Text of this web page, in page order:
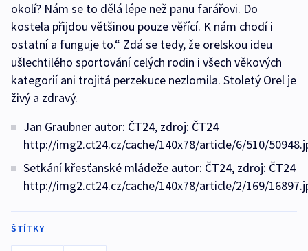
okolí? Nám se to dělá lépe než panu farářovi. Do
kostela přijdou většinou pouze věřící. K nám chodí i
ostatní a funguje to.“ Zdá se tedy, že orelskou ideu
ušlechtilého sportování celých rodin i všech věkových
kategorií ani trojitá perzekuce nezlomila. Stoletý Orel je
živý a zdravý.
Jan Graubner autor: ČT24, zdroj: ČT24
http://img2.ct24.cz/cache/140x78/article/6/510/
Setkání křesťanské mládeže autor: ČT24, zdroj: ČT24
http://img2.ct24.cz/cache/140x78/article/2/169/
ŠTÍTKY